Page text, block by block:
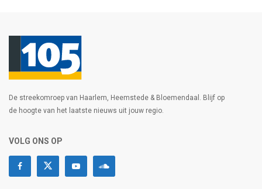
De streekomroep van Haarlem, Heemstede & Bloemendaal. Blijf op
de hoogte van het laatste nieuws uit jouw regio.
VOLG ONS OP